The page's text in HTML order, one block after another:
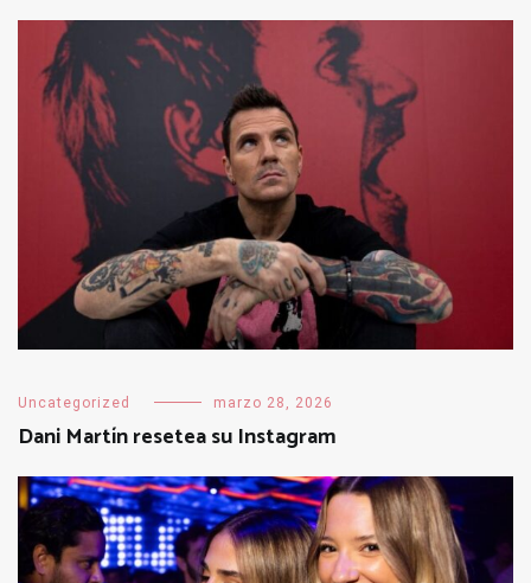
Uncategorized marzo 28, 2026
Dani Martín resetea su Instagram